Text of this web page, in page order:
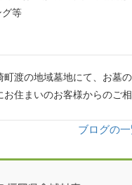
グ等
町渡の地域墓地にて、お墓
お住まいのお客様からのご
ブログの